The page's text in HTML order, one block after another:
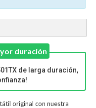
duración
de larga duración,
original con nuestra